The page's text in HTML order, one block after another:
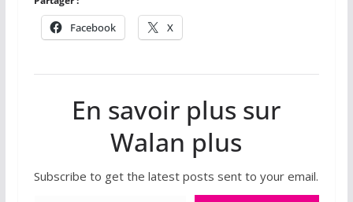
Facebook X
En savoir plus sur
Walan plus
Subscribe to get the latest posts sent to your email.